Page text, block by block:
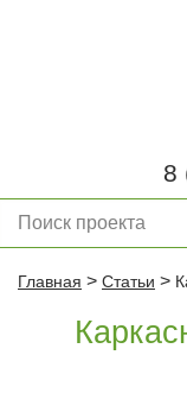
8
Главная > Статьи >